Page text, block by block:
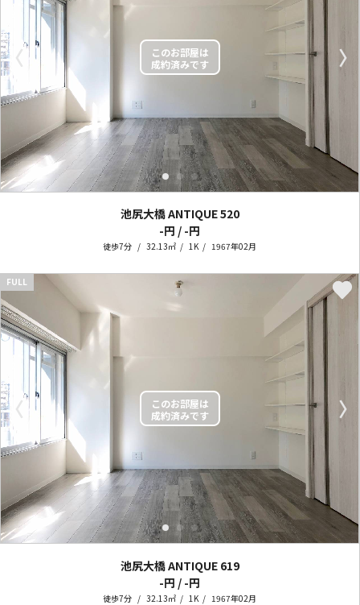
〈 〉
池尻大橋 ANTIQUE520
-円 / -円
徒歩7分 32.13㎡ 1K 1967年02月
〈 〉
FULL
池尻大橋 ANTIQUE 619
-円 / -円
徒歩7分 32.13㎡ 1K 1967年02月